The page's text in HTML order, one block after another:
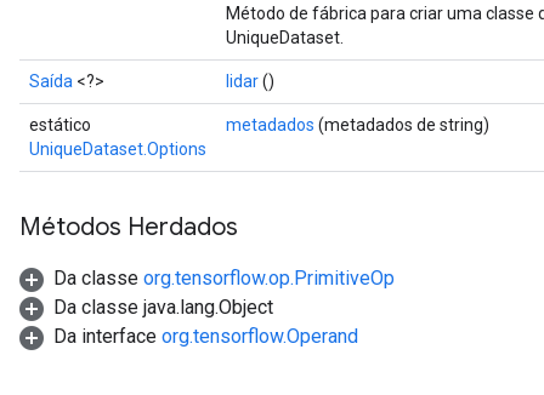
Método de fábrica para criar uma classe
UniqueDataset.
Saída <?> lidar()
estático
UniqueDataset.Options
metadados (metadados de string)
Métodos Herdados
Da classe org.tensorflow.op.PrimitiveOp
Da classe java.lang.Object
Da interface org.tensorflow.Operand